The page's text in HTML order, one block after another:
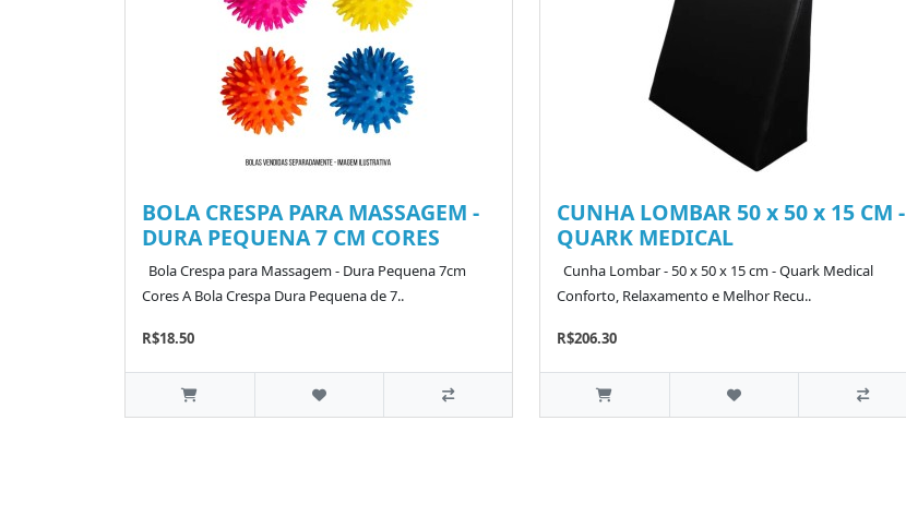
BOLA CRESPA PARA MASSAGEM -
DURA PEQUENA 7 CM CORES
Bola Crespa para Massagem - Dura Pequena 7cm
Cores A Bola Crespa Dura Pequena de 7..
R$18.50
CUNHA LOMBAR 50 x 50 x 15 CM -
QUARK MEDICAL
Cunha Lombar - 50 x 50 x 15 cm - Quark Medical
Conforto, Relaxamento e Melhor Recu..
R$206.30